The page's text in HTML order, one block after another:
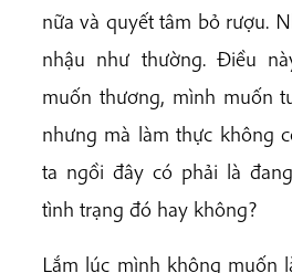
nữa và quyết tâm bỏ rượu.
nhậu như thường. Điều
muốn thương, mình muốn
nhưng mà làm thực không
ta ngồi đây có phải là
tình trạng đó hay không?
Lắm lúc mình không muốn